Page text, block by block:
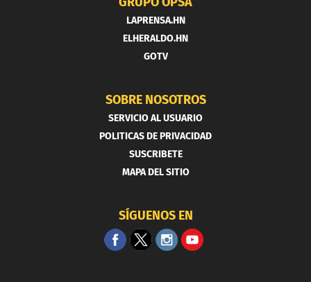
LAPRENSA.HN
ELHERALDO.HN
GOTV
SOBRE NOSOTROS
SERVICIO AL USUARIO
POLITICAS DE PRIVACIDAD
SUSCRIBETE
MAPA DEL SITIO
SÍGUENOS EN